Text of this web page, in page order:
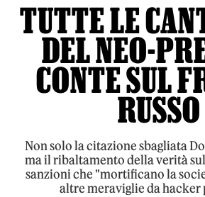
TUTTE LE
DEL NEO-
CONTE SUL
RUSSO
Non solo la citazione sbagliata
ma il ribaltamento della verità
sanzioni che "mortificano la
altre meraviglie da hacker